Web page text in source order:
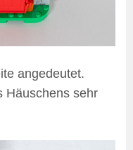
angedeutet.
Häuschens sehr